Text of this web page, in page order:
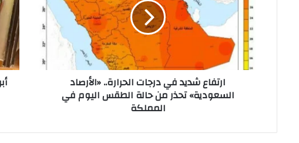
درجات
الحرارة..
«الأرصاد
السعودية»
تحذر
من
ارتفاع شديد في درجات الحرارة.. «الأرصاد
السعودية» تحذر من حالة الطقس اليوم في
المملكة
زكي..
تعود
بـ
4
أفلام